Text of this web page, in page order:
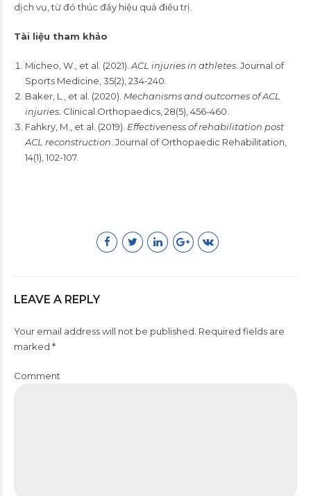
dịch vụ, từ đó thúc đẩy hiệu quả điều trị.
Tài liệu tham khảo
Micheo, W., et al. (2021). ACL injuries in athletes. Journal of
Sports Medicine, 35(2), 234-240.
Baker, L., et al. (2020). Mechanisms and outcomes of ACL
injuries. Clinical Orthopaedics, 28(5), 456-460.
Fahkry, M., et al. (2019). Effectiveness of rehabilitation post
ACL reconstruction . Journal of Orthopaedic Rehabilitation,
14(1), 102-107.
LEAVE A REPLY
Your email address will not be published. Required fields are
marked *
Comment